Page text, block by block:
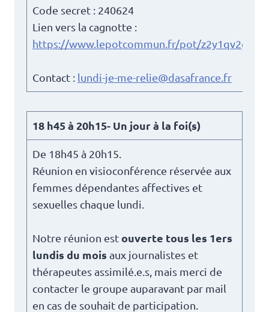
Code secret : 240624
Lien vers la cagnotte :
https://www.lepotcommun.fr/pot/z2y1qv2g
Contact : lundi-je-me-relie@dasafrance.fr
18 h45 à 20h15- Un jour à la foi(s)
De 18h45 à 20h15.
Réunion en visioconférence réservée aux
femmes dépendantes affectives et
sexuelles chaque lundi.
Notre réunion estouverte tous les 1ers
lundis du mois aux journalistes et
thérapeutes assimilé.e.s, mais merci de
contacter le groupe auparavant par mail
en cas de souhait de participation.